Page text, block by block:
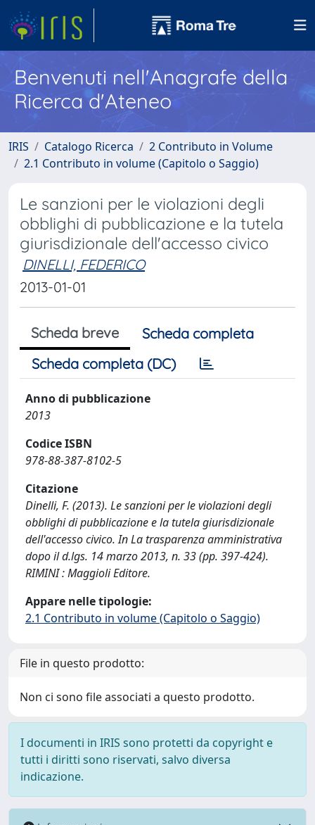
Benvenuti nell'Anagrafe della
Ricerca d'Ateneo
IRIS Catalogo Ricerca
2 Contributo in Volume
2.1 Contributo in volume (Capitolo o Saggio)
Le sanzioni per le violazioni degli
obblighi di pubblicazione e la tutela
giurisdizionale dell'accesso civico
DINELLI, FEDERICO
2013-01-01
Scheda breve
Scheda completa
Scheda completa (DC)
Anno di pubblicazione
2013
Codice ISBN
978-88-387-8102-5
Citazione
Dinelli, F. (2013). Le sanzioni per le violazioni degli
obblighi di pubblicazione e la tutela giurisdizionale
dell'accesso civico. In La trasparenza amministrativa
dopo il d.lgs. 14 marzo 2013, n. 33 (pp. 397-424).
RIMINI : Maggioli Editore.
Appare nelle tipologie:
2.1 Contributo in volume (Capitolo o Saggio)
File in questo prodotto:
Non ci sono file associati a questo prodotto.
I documenti in IRIS sono protetti da copyright e
tutti i diritti sono riservati, salvo diversa
indicazione.